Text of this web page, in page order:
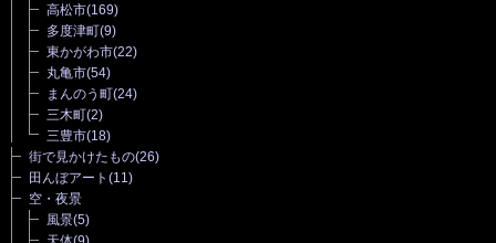
高松市(169)
多度津町(9)
東かがわ市(22)
丸亀市(54)
まんのう町(24)
三木町(2)
三豊市(18)
街で見かけたもの(26)
田んぼアート (11)
空・夜景
風景(5)